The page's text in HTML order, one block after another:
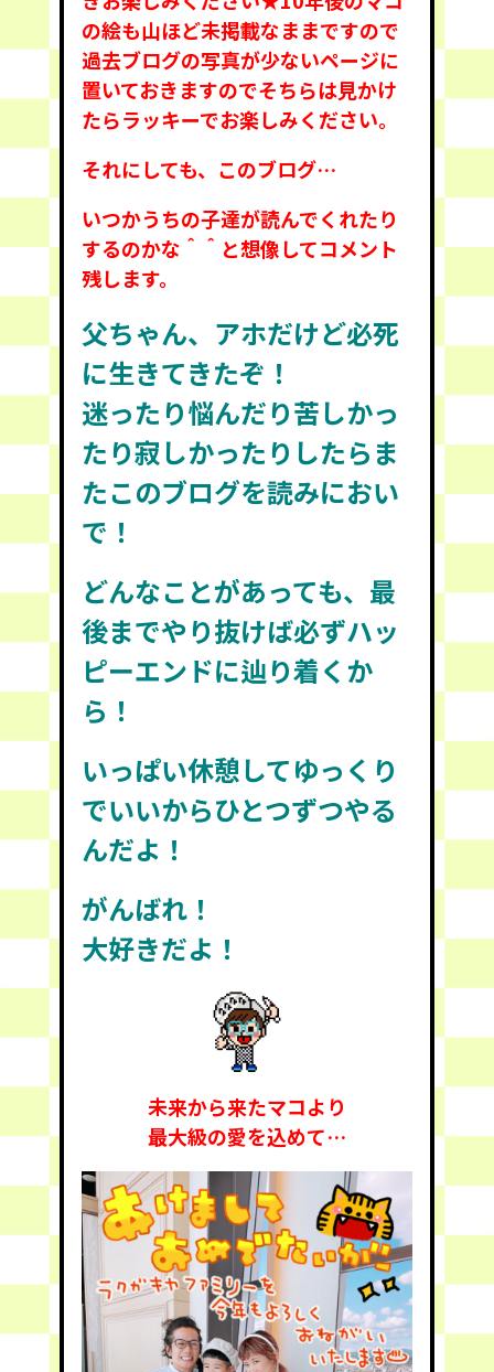
の絵も山ほど未掲載なままですので
過去ブログの写真が少ないページに
置いておきますのでそちらは見かけ
たらラッキーでお楽しみください。
それにしても、このブログ…
いつかうちの子達が読んでくれたり
するのかな＾＾と想像してコメント
残します。
父ちゃん、アホだけど必死
に生きてきたぞ！
迷ったり悩んだり苦しかっ
たり寂しかったりしたらま
たこのブログを読みにおい
で！
どんなことがあっても、最
後までやり抜けば必ずハッ
ピーエンドに辿り着くか
ら！
いっぱい休憩してゆっくり
でいいからひとつずつやる
んだよ！
がんばれ！
大好きだよ！
未来から来たマコより
最大級の愛を込めて…